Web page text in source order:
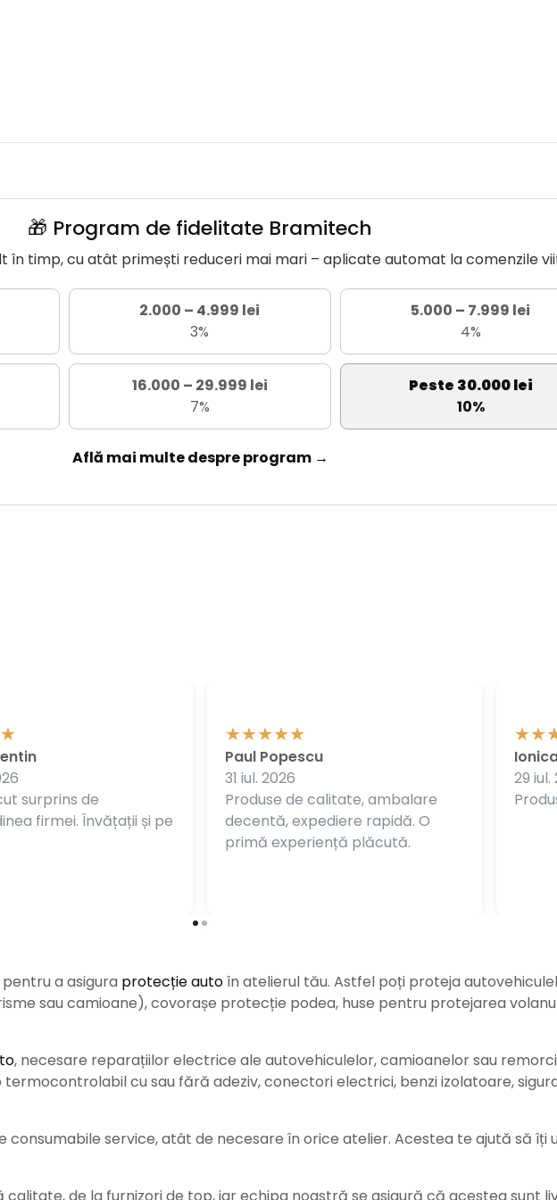
🎁 Program de fidelitate Bramitech
în timp, cu atât primești reduceri mai mari – aplicate automat la comenzile
2.000 – 4.999 lei
3%
5.000 – 7.999 lei
4%
16.000 – 29.999 lei
7%
Peste 30.000 lei
10%
Află mai multe despre program →
surprins de
firmei. Învățații și pe
Produse de calitate, ambalare
decentă, expediere rapidă. O
primă experiență plăcută.
Paul Popescu
31 iul. 2026
29 iul.
a asigura protecție autoîn atelierul tău. Astfel poți proteja
sau camioane), covorașe protecție podea, huse pentru protejarea
, necesare reparațiilor electrice ale autovehiculelor, camioanelor sau
cu sau fără adeziv, conectori electrici, benzi izolatoare,
service, atât de necesare în orice atelier. Acestea te ajută să îți